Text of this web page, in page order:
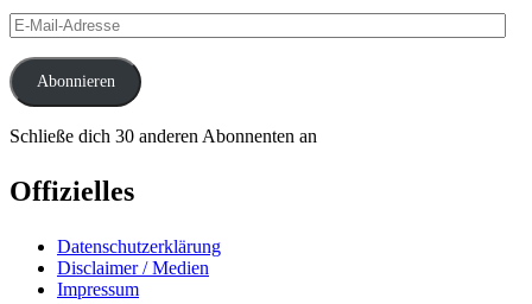
E-
Mail-
Adresse
Abonnieren
Schließe dich 30 anderen Abonnenten an
Offizielles
Datenschutzerklärung
Disclaimer / Medien
Impressum